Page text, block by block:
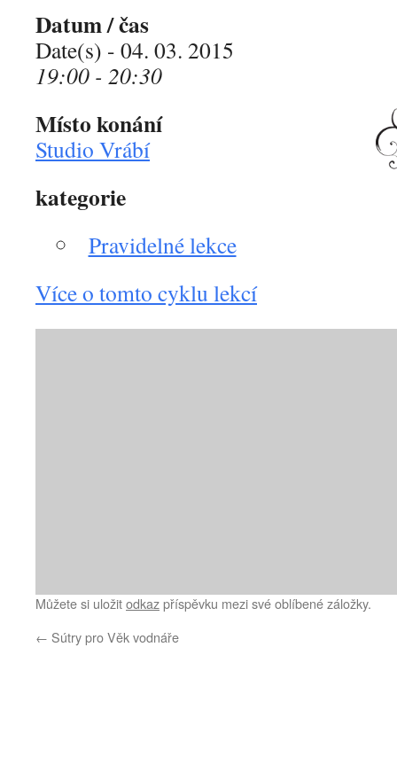
Datum / čas
Date(s) - 04. 03. 2015
19:00 - 20:30
Místo konání
Studio Vrábí
kategorie
Pravidelné lekce
Více o tomto cyklu lekcí
Můžete si uložitodkazpříspěvku mezi své oblíbené záložky.
← Sútry pro Věk vodnáře